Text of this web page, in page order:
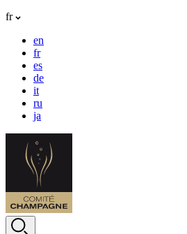
fr
en
fr
es
de
it
ru
ja